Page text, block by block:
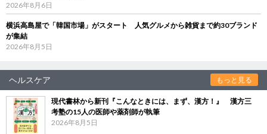
2026年8月6日
横浜高島屋で「韓国市場」がスタート 人気グルメから雑貨まで約30ブランド
が集結
2026年8月5日
ヘルスケア もっと見る
現代書林から新刊『こんなときには、まず、漢方！』 漢方三
考塾の15人の医師や薬剤師が執筆
2026年8月5日